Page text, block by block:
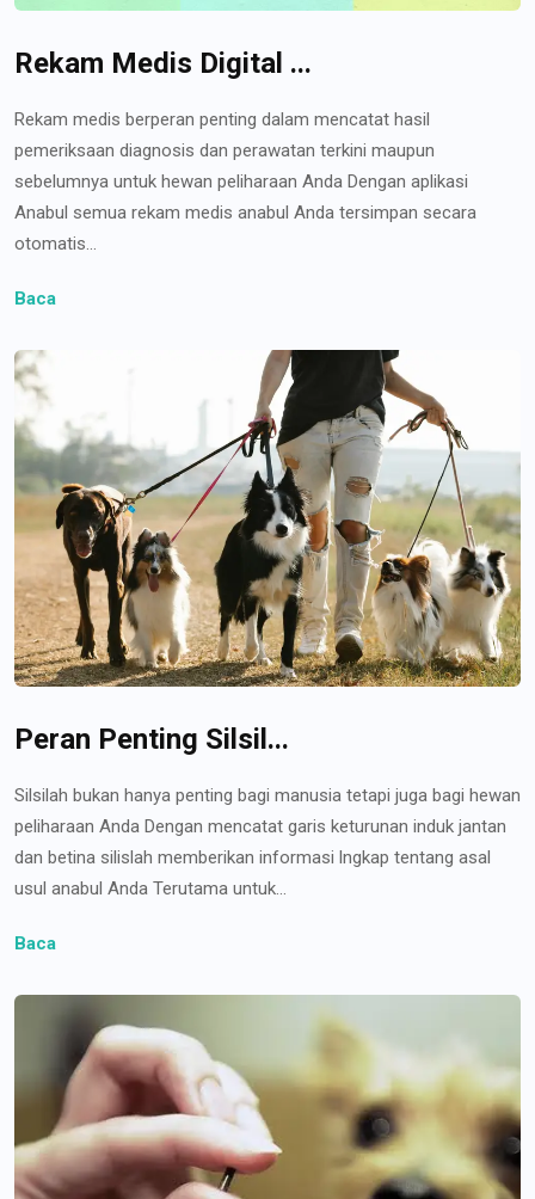
Rekam Medis Digital ...
Rekam medis berperan penting dalam mencatat hasil
pemeriksaan diagnosis dan perawatan terkini maupun
sebelumnya untuk hewan peliharaan Anda Dengan aplikasi
Anabul semua rekam medis anabul Anda tersimpan secara
otomatis...
Baca
Peran Penting Silsil...
Silsilah bukan hanya penting bagi manusia tetapi juga bagi hewan
peliharaan Anda Dengan mencatat garis keturunan induk jantan
dan betina silislah memberikan informasi lngkap tentang asal
usul anabul Anda Terutama untuk...
Baca